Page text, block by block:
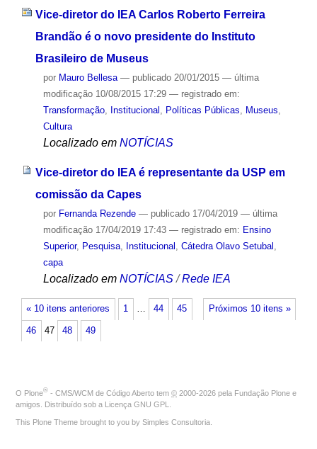
Vice-diretor do IEA Carlos Roberto Ferreira
Brandão é o novo presidente do Instituto
Brasileiro de Museus
por Mauro Bellesa — publicado20/01/2015 — última
modificação10/08/2015 17:29 — registrado em:
Transformação, Institucional Políticas Públicas Museus
Cultura
Localizado em NOTÍCIAS
Vice-diretor do IEA é representante da USP em
comissão da Capes
por Fernanda Rezende — publicado17/04/2019 — última
modificação17/04/2019 17:43 — registrado em: Ensino
Superior, Pesquisa, Institucional , Cátedra Olavo Setubal ,
capa
Localizado em NOTÍCIAS /Rede IEA
« 10 itens anteriores Próximos 10 itens »
1 … 44 45
46 47 48 49
O Plone® - CMS/WCM de Código Aberto tem © 2000-2026 pela Fundação Plone e
amigos. Distribuído sob a Licença GNU GPL
This Plone Theme brought to you by Simples Consultoria